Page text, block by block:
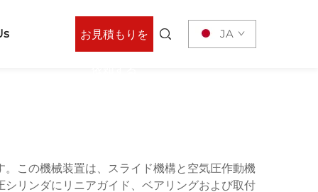
お見積もりを JA
この機械装置は、スライド機構と空気圧作動機
リンダにリニアガイド、ベアリングおよび取付